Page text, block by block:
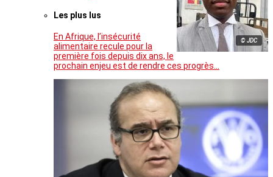
© JDC
Les plus lus
En Afrique, l’insécurité
alimentaire recule pour la
première fois depuis dix ans, le
prochain enjeu est de rendre ces progrès…